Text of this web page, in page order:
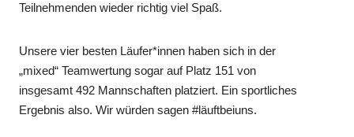
Teilnehmenden wieder richtig viel Spaß.
Unsere vier besten Läufer*innen haben sich in der
„mixed“ Teamwertung sogar auf Platz 151 von
insgesamt 492 Mannschaften platziert. Ein sportliches
Ergebnis also. Wir würden sagen #läuftbeiuns.